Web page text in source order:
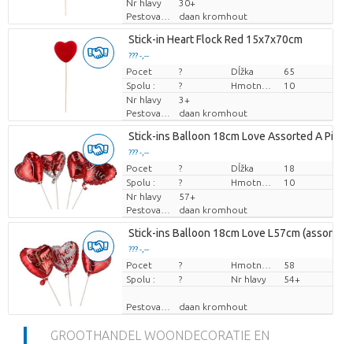
Nr hlavy
30+
daan kromhout
Stick-in Heart Flock Red 15x7x70cm
??? -,--
Cena za kus
Pocet ? Dĺžka
65
Spolu :
?
10
Nr hlavy
3+
daan kromhout
Stick-ins Balloon 18cm Love Assorted A Piece
??? -,--
Cena za kus
Pocet ? Dĺžka
18
Spolu :
?
10
Nr hlavy
57+
daan kromhout
Stick-ins Balloon 18cm Love L57cm (assorted
??? -,--
Cena za kus
Pocet ?
58
Spolu :
? Nr hlavy 54+
daan kromhout
GROOTHANDEL WOONDECORATIE EN